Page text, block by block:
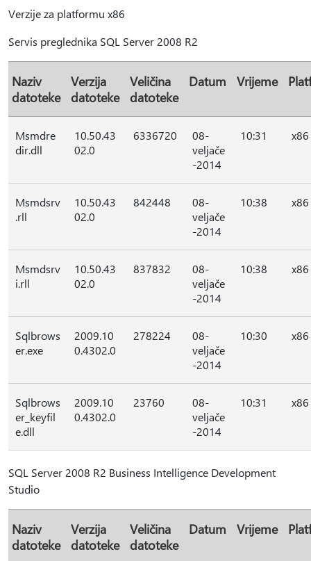
Verzije za platformu x86
Servis preglednika SQL Server 2008 R2
Naziv
datoteke
Verzija
datoteke
Veličina
datoteke
Datum Vrijeme
Msmdre
dir.dll
10.50.43
02.0
6336720
08-
veljače
-2014
10:31 x86
Msmdsrv
.rll
10.50.43
02.0
842448
08-
veljače
-2014
10:38 x86
Msmdsrv
i.rll
10.50.43
02.0
837832
08-
veljače
-2014
10:38 x86
Sqlbrows
er.exe
2009.10
0.4302.0
278224
08-
veljače
-2014
10:30 x86
Sqlbrows
er_keyfil
e.dll
2009.10
0.4302.0
23760
08-
veljače
-2014
10:31 x86
SQL Server 2008 R2 Business Intelligence Development
Studio
Naziv
datoteke
Verzija
datoteke
Veličina
datoteke
Datum Vrijeme